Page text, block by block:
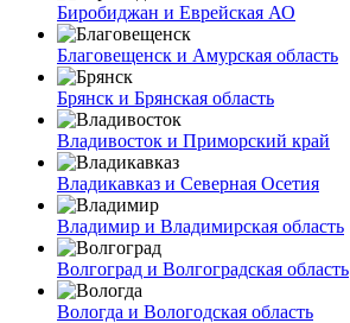
Биробиджан и Еврейская АО
Благовещенск и Амурская область
Брянск и Брянская область
Владивосток и Приморский край
Владикавказ и Северная Осетия
Владимир и Владимирская область
Волгоград и Волгоградская область
Вологда и Вологодская область